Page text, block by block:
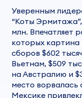
Уверенным
“Коты
млн. Впечатляет
которых
сборов $602
Вьетнам, $509
на Австралию и
место ворвалась
Мексике